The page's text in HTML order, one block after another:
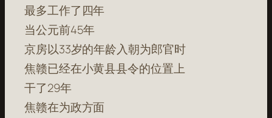
最多工作了四年
当公元前45年
京房以33岁的年龄入朝为郎官时
焦赣已经在小黄县县令的位置上
干了29年
焦赣在为政方面